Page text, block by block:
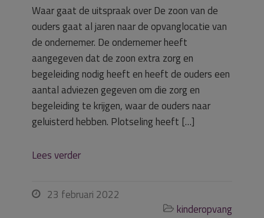
Waar gaat de uitspraak over De zoon van de
ouders gaat al jaren naar de opvanglocatie van
de ondernemer. De ondernemer heeft
aangegeven dat de zoon extra zorg en
begeleiding nodig heeft en heeft de ouders een
aantal adviezen gegeven om die zorg en
begeleiding te krijgen, waar de ouders naar
geluisterd hebben. Plotseling heeft […]
Lees verder
 23 februari 2022
 kinderopvang